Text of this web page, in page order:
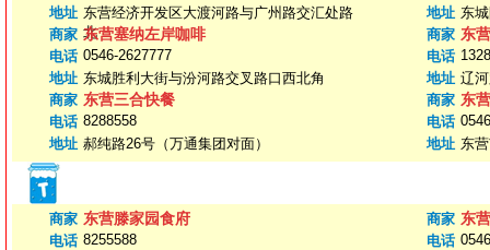
地址 东营经济开发区大渡河路与广州路交汇处路
北
地址 东
商家 东营塞纳左岸咖啡
电话 0546-2627777
地址 东城胜利大街与汾河路交叉路口西北角
商家 东
电话
地址 辽
商家 东营三合快餐
电话 8288558
地址 郝纯路26号（万通集团对面）
商家 东
电话
地址 东
商家 东营滕家园食府
电话 8255588
商家 东
电话